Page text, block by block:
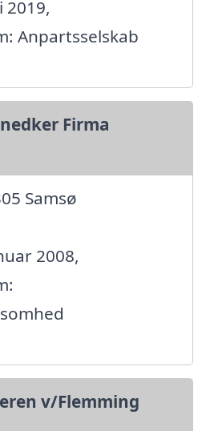
2019,
Anpartsselskab
Firma
Samsø
2008,
v/Flemming